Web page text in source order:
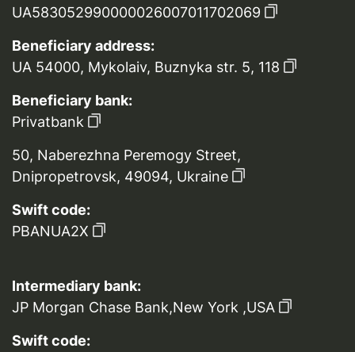
UA583052990000026007011702069
Beneficiary address:
UA 54000, Mykolaiv, Buznyka str. 5, 118
Beneficiary bank:
Privatbank
50, Naberezhna Peremogy Street,
Dnipropetrovsk, 49094, Ukraine
Swift code:
PBANUA2X
Intermediary bank:
JP Morgan Chase Bank,New York ,USA
Swift code: